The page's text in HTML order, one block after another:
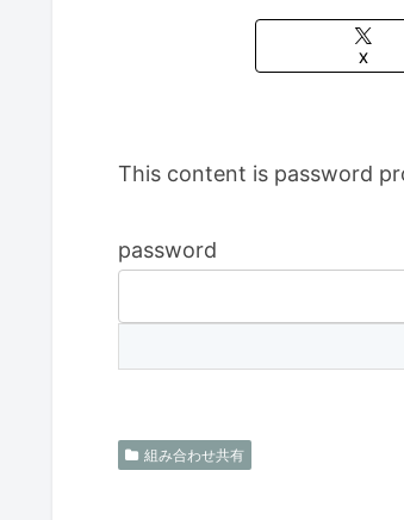
X
This content is password
password
組み合わせ共有